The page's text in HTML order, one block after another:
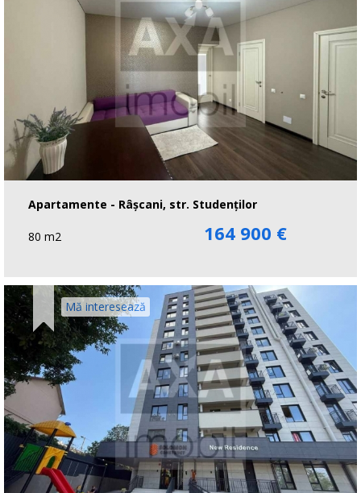
Apartamente - Râşcani, str. Studenţilor
80 m2 164 900 €
Mă interesează